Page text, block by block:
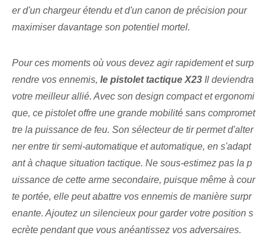
er d'un chargeur étendu et d'un canon de précision pour
maximiser davantage son potentiel mortel.
Pour ⁢ces⁢ moments où vous devez agir rapidement et surp
rendre vos ennemis, le pistolet tactique X23 Il deviendra
votre meilleur allié. Avec son design compact et ergonomi
que, ce pistolet offre une grande mobilité sans compromet
tre la puissance de feu. Son sélecteur de tir permet d'alter
ner entre tir semi-automatique et automatique, en s'adapt
ant à chaque situation tactique. ⁤Ne sous-estimez pas⁢ la p
uissance ⁣de⁤ cette ‌arme secondaire, puisque même à cour
te portée, elle peut abattre vos ennemis de manière surpr
enante. Ajoutez un silencieux⁣ pour garder votre position s
ecrète pendant que vous anéantissez vos adversaires.